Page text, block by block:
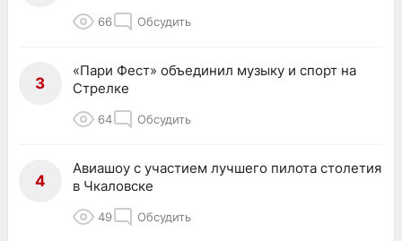
66 Обсудить
3
«Пари Фест» объединил музыку и спорт на
Стрелке
64 Обсудить
4
Авиашоу с участием лучшего пилота столетия
в Чкаловске
49 Обсудить